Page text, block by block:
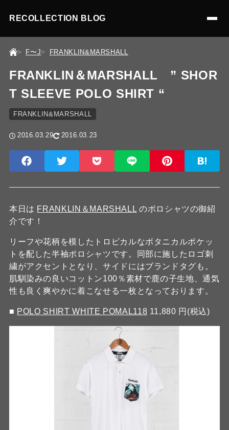
RECOLLECTION BLOG
F〜J FRANKLIN&MARSHALL
FRANKLIN＆MARSHALL ” SHOR
T SLEEVE POLO SHIRT “
FRANKLIN&MARSHALL
2016.03.29 2016.03.23
本日は FRANKLIN＆MARSHALL のポロシャツの御紹
介です！
リーフや花柄を模したトロピカルなボタニカルポケッ
トを配した半袖ポロシャツです。同部に施したロゴ刺
繍がアクセントとなり、サイドにはブランドタグも。
肌馴染みの良いコットン100％素材で鹿の子生地、通気
性も良く爽やかに着こなせる一枚となっております。
■ POLO SHIRT WHITE POMAL118 11,880 円(税込)